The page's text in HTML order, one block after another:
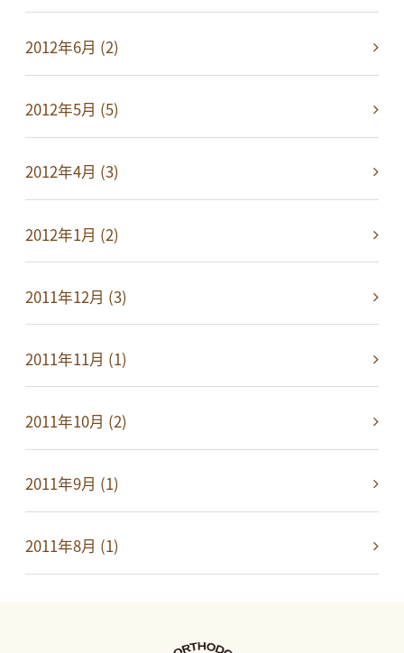
2012年6月 (2)
2012年5月 (5)
2012年4月 (3)
2012年1月 (2)
2011年12月 (3)
2011年11月 (1)
2011年10月 (2)
2011年9月 (1)
2011年8月 (1)